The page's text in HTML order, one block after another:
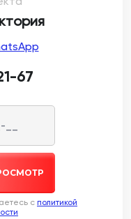
67
c политикой